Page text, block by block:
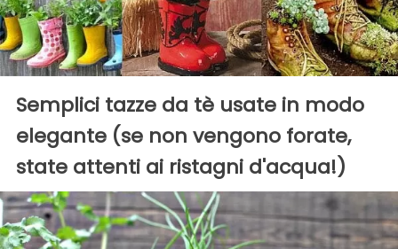
Semplici tazze da tè usate in modo
elegante (se non vengono forate,
state attenti ai ristagni d'acqua!)